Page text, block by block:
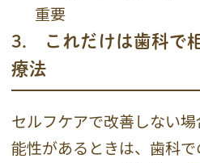
重要
3． これだけは歯科で
療法
セルフケアで改善しない
能性があるときは、歯科で